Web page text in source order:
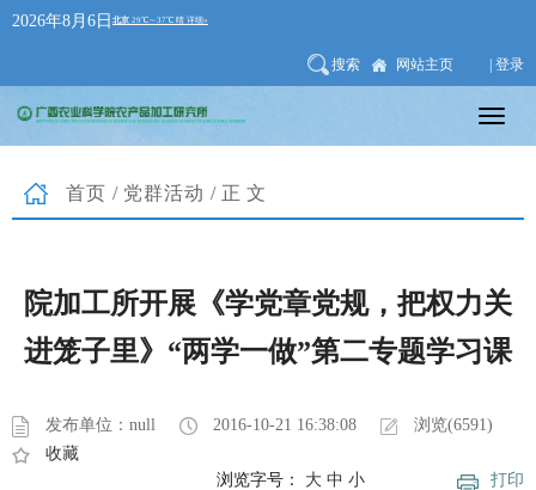
2026年8月6日
搜索 网站主页 | 登录
首页 / 党群活动 /正文
院加工所开展《学党章党规，把权力关
进笼子里》“两学一做”第二专题学习课
发布单位：null 2016-10-21 16:38:08
浏览(6591)
收藏
打印
浏览字号： 大 中 小